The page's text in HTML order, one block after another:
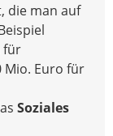
die man auf
für
Mio. Euro für
Soziales